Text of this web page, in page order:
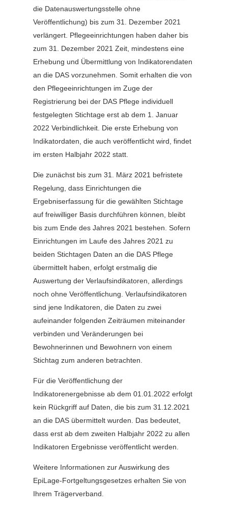
die Datenauswertungsstelle ohne
Veröffentlichung) bis zum 31. Dezember 2021
verlängert. Pflegeeinrichtungen haben daher bis
zum 31. Dezember 2021 Zeit, mindestens eine
Erhebung und Übermittlung von Indikatorendaten
an die DAS vorzunehmen. Somit erhalten die von
den Pflegeeinrichtungen im Zuge der
Registrierung bei der DAS Pflege individuell
festgelegten Stichtage erst ab dem 1. Januar
2022 Verbindlichkeit. Die erste Erhebung von
Indikatordaten, die auch veröffentlicht wird, findet
im ersten Halbjahr 2022 statt.
Die zunächst bis zum 31. März 2021 befristete
Regelung, dass Einrichtungen die
Ergebniserfassung für die gewählten Stichtage
auf freiwilliger Basis durchführen können, bleibt
bis zum Ende des Jahres 2021 bestehen. Sofern
Einrichtungen im Laufe des Jahres 2021 zu
beiden Stichtagen Daten an die DAS Pflege
übermittelt haben, erfolgt erstmalig die
Auswertung der Verlaufsindikatoren, allerdings
noch ohne Veröffentlichung. Verlaufsindikatoren
sind jene Indikatoren, die Daten zu zwei
aufeinander folgenden Zeiträumen miteinander
verbinden und Veränderungen bei
Bewohnerinnen und Bewohnern von einem
Stichtag zum anderen betrachten.
Für die Veröffentlichung der
Indikatorenergebnisse ab dem 01.01.2022 erfolgt
kein Rückgriff auf Daten, die bis zum 31.12.2021
an die DAS übermittelt wurden. Das bedeutet,
dass erst ab dem zweiten Halbjahr 2022 zu allen
Indikatoren Ergebnisse veröffentlicht werden.
Weitere Informationen zur Auswirkung des
EpiLage-Fortgeltungsgesetzes erhalten Sie von
Ihrem Trägerverband.